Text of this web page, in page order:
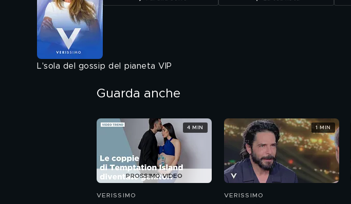
L'sola del gossip del pianeta VIP
Guarda anche
PROSSIMO VIDEO
VERISSIMO
4 MIN
VERISSIMO
1 MIN